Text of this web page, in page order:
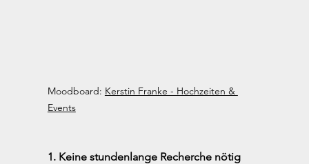
Moodboard: Kerstin Franke - Hochzeiten &
Events
1. Keine stundenlange Recherche nötig